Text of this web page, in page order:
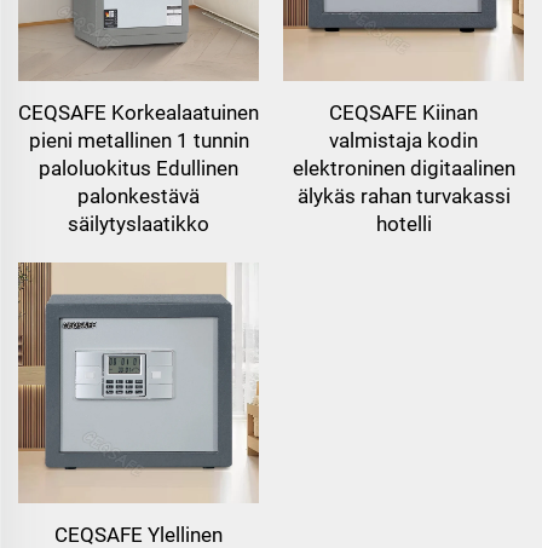
CEQSAFE Korkealaatuinen
pieni metallinen 1 tunnin
paloluokitus Edullinen
palonkestävä
säilytyslaatikko
CEQSAFE Kiinan
valmistaja kodin
elektroninen digitaalinen
älykäs rahan turvakassi
hotelli
CEQSAFE Ylellinen